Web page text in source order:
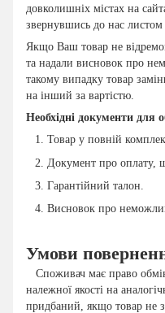
довколишніх містах на
звернувшись до нас
Якщо Ваш товар не
та надали висновок про
такому випадку товар
на інший за вартістю.
Необхідні документи для
Товар у повній
Документ про оплату,
Гарантійний талон.
Висновок про
Умови
Споживач має право
належної якості на
придбаний, якщо товар не